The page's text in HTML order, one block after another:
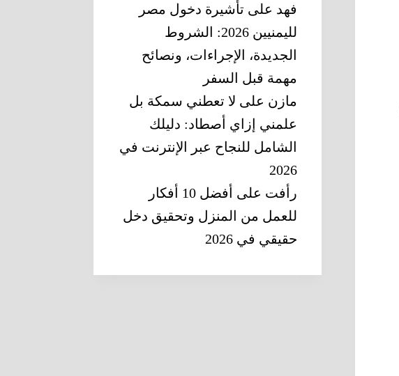
فهد على تأشيرة دخول مصر
لليمنيين 2026: الشروط
الجديدة، الإجراءات، ونصائح
مهمة قبل السفر
مازن على لا تعطني سمكة بل
علمني إزاي أصطاد: دليلك
الشامل للنجاح عبر الإنترنت في
2026
رأفت على
أفضل 10 أفكار
للعمل من المنزل وتحقيق دخل
حقيقي في 2026